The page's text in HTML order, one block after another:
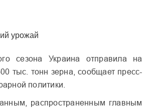
сезона Украина отправила на
тыс. тонн зерна, сообщает пресс-
политики.
распространенным главным